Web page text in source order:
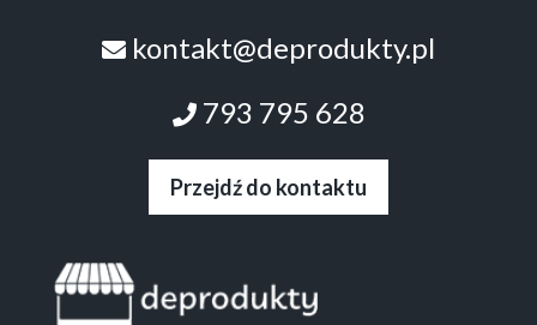
kontakt@deprodukty.pl
793 795 628
Przejdź do kontaktu